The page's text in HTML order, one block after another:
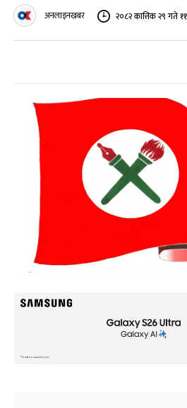
अनलाइनखबर २०८२ कात्तिक २९ गते